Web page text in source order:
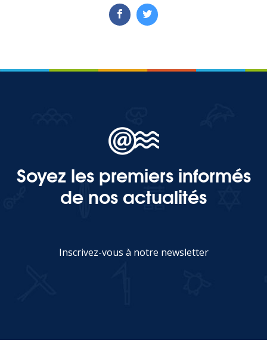
Soyez les premiers informés
de nos actualités
Inscrivez-vous à notre newsletter